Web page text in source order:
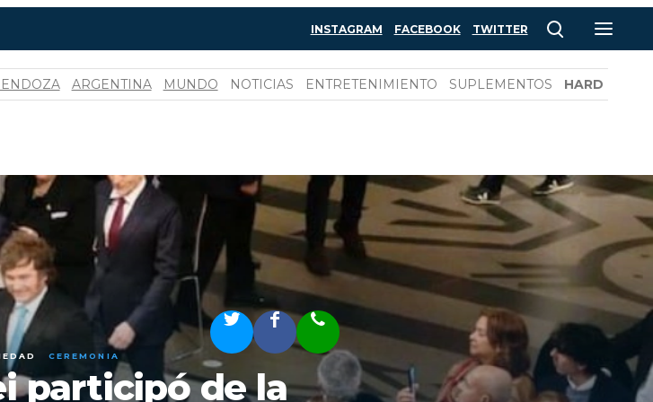
INSTAGRAM FACEBOOK TWITTER
ARGENTINA MUNDO NOTICIAS ENTRETENIMIENTO SUPLEMENTOS HARD
CEREMONIA
participó de la